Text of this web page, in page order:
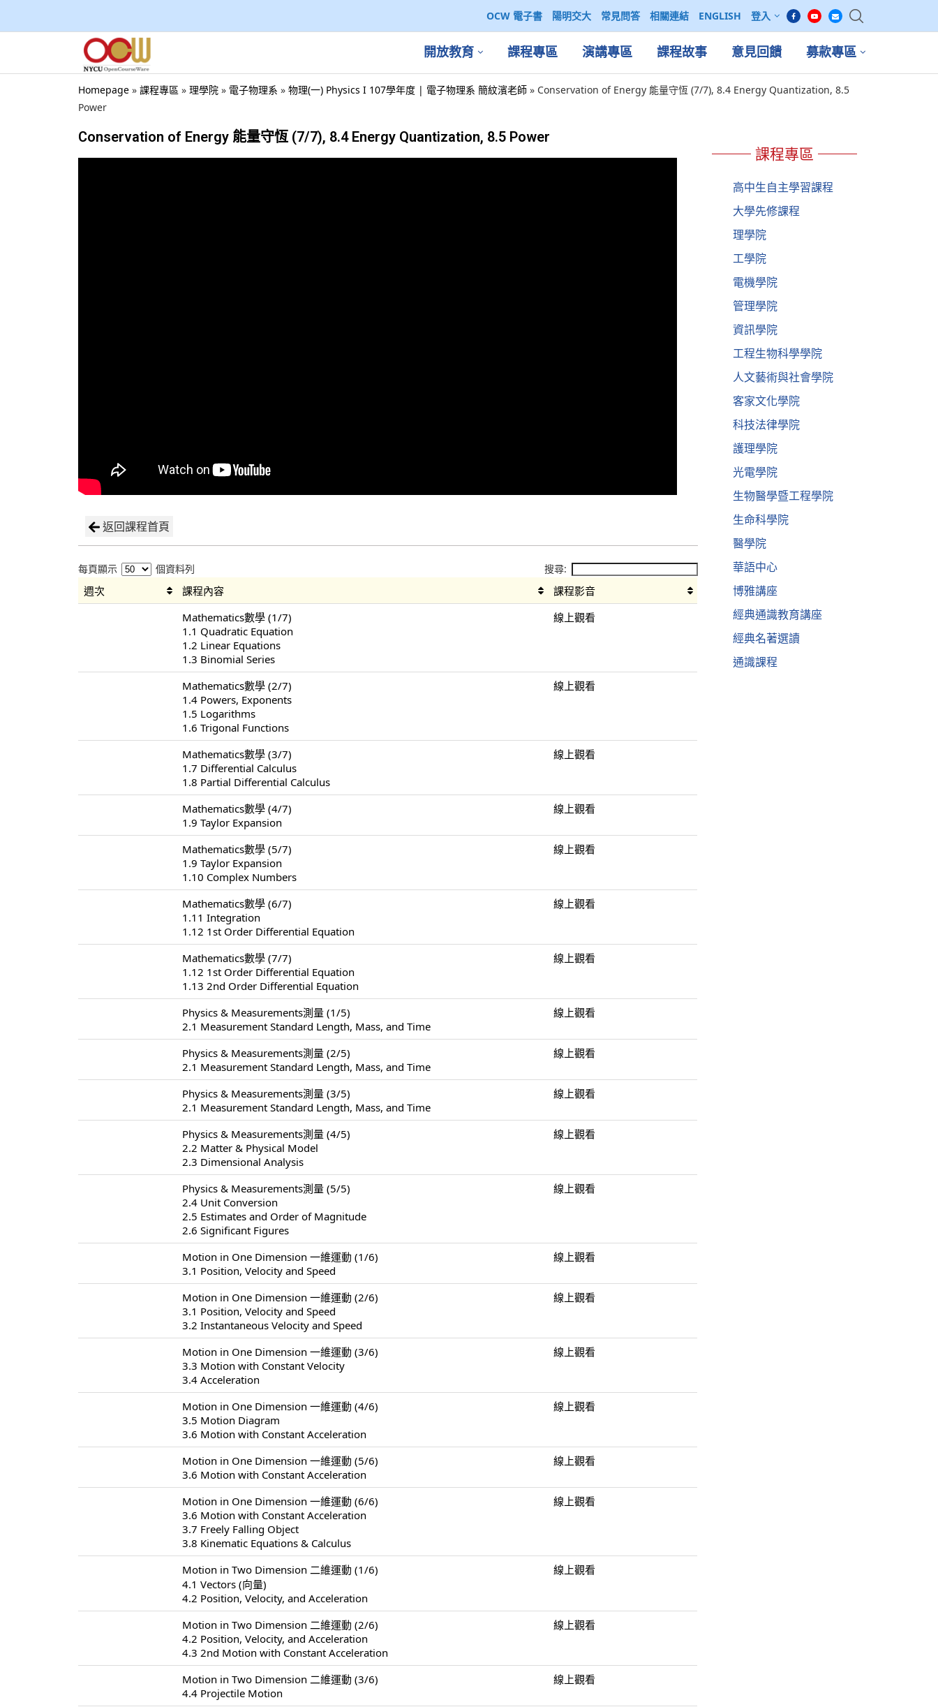
OCW 電子書 陽明交大 常見問答 相關連結 ENGLISH 登入
開放教育 課程專區 演講專區 課程故事 意見回饋 募款專區
Homepage » 課程專區 » 理學院 » 電子物理系 » 物理(一) Physics I 107學年度 | 電子物理系 簡紋濱老師 » Conservation of Energy 能量守恆 (7/7), 8.4 Energy Quantization, 8.5
Power
Conservation of Energy 能量守恆 (7/7), 8.4 Energy Quantization, 8.5 Power
返回課程首頁
每頁顯示 個資料列 搜尋:
週次 課程內容
課程影音
Mathematics數學 (1/7)
1.1 Quadratic Equation
1.2 Linear Equations
1.3 Binomial Series
線上觀看
Mathematics數學 (2/7)
1.4 Powers, Exponents
1.5 Logarithms
1.6 Trigonal Functions
線上觀看
Mathematics數學 (3/7)
1.7 Differential Calculus
1.8 Partial Differential Calculus
線上觀看
Mathematics數學 (4/7)
1.9 Taylor Expansion
線上觀看
Mathematics數學 (5/7)
1.9 Taylor Expansion
1.10 Complex Numbers
線上觀看
Mathematics數學 (6/7)
1.11 Integration
1.12 1st Order Differential Equation
線上觀看
Mathematics數學 (7/7)
1.12 1st Order Differential Equation
1.13 2nd Order Differential Equation
線上觀看
Physics & Measurements測量 (1/5)
2.1 Measurement Standard Length, Mass, and Time
線上觀看
Physics & Measurements測量 (2/5)
2.1 Measurement Standard Length, Mass, and Time
線上觀看
Physics & Measurements測量 (3/5)
2.1 Measurement Standard Length, Mass, and Time
線上觀看
Physics & Measurements測量 (4/5)
2.2 Matter & Physical Model
2.3 Dimensional Analysis
線上觀看
Physics & Measurements測量 (5/5)
2.4 Unit Conversion
2.5 Estimates and Order of Magnitude
2.6 Significant Figures
線上觀看
Motion in One Dimension 一維運動 (1/6)
3.1 Position, Velocity and Speed
線上觀看
Motion in One Dimension 一維運動 (2/6)
3.1 Position, Velocity and Speed
3.2 Instantaneous Velocity and Speed
線上觀看
Motion in One Dimension 一維運動 (3/6)
3.3 Motion with Constant Velocity
3.4 Acceleration
線上觀看
Motion in One Dimension 一維運動 (4/6)
3.5 Motion Diagram
3.6 Motion with Constant Acceleration
線上觀看
Motion in One Dimension 一維運動 (5/6)
3.6 Motion with Constant Acceleration
線上觀看
Motion in One Dimension 一維運動 (6/6)
3.6 Motion with Constant Acceleration
3.7 Freely Falling Object
3.8 Kinematic Equations & Calculus
線上觀看
Motion in Two Dimension 二維運動 (1/6)
4.1 Vectors (向量)
4.2 Position, Velocity, and Acceleration
線上觀看
Motion in Two Dimension 二維運動 (2/6)
4.2 Position, Velocity, and Acceleration
4.3 2nd Motion with Constant Acceleration
線上觀看
Motion in Two Dimension 二維運動 (3/6)
4.4 Projectile Motion
線上觀看
課程專區
高中生自主學習課程
大學先修課程
理學院
工學院
電機學院
管理學院
資訊學院
工程生物科學學院
人文藝術與社會學院
客家文化學院
科技法律學院
護理學院
光電學院
生物醫學暨工程學院
生命科學院
醫學院
華語中心
博雅講座
經典通識教育講座
經典名著選讀
通識課程